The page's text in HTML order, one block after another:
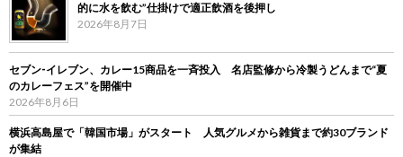
的に水を飲む”仕掛けで適正飲酒を後押し
2026年8月7日
セブン‐イレブン、カレー15商品を一斉投入 名店監修から冷製うどんまで“夏
のカレーフェス”を開催中
2026年8月6日
横浜高島屋で「韓国市場」がスタート 人気グルメから雑貨まで約30ブランド
が集結